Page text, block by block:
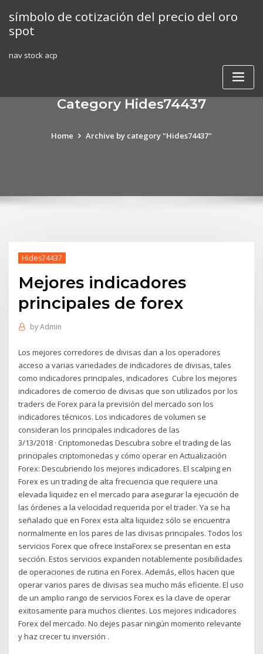
content
símbolo de cotización del precio del oro
spot
nav stock acp
Category Hides74437
Home Archive by category "Hides74437"
Hides74437
Mejores indicadores
principales de forex
byAdmin
Los mejores corredores de divisas dan a los operadores
acceso a varias variedades de indicadores de divisas, tales
como indicadores principales, indicadores Cubre los mejores
indicadores de comercio de divisas que son utilizados por los
traders de Forex para la previsión del mercado son los
indicadores técnicos. Los indicadores de volumen se
consideran los principales indicadores de las
3/13/2018 · Criptomonedas Descubra sobre el trading de las
principales criptomonedas y cómo operar en Actualización
Forex: Descubriendo los mejores indicadores. El scalping en
Forex es un trading de alta frecuencia que requiere una
elevada liquidez en el mercado para asegurar la ejecución de
las órdenes a la velocidad requerida por el trader. Ya se ha
señalado que en Forex esta alta liquidez sólo se encuentra
normalmente en los pares de las divisas principales. Todos los
servicios Forex que ofrece InstaForex se presentan en esta
sección. Estos servicios expanden notablemente posibilidades
de operaciones de rutina en Forex. Además, ellos hacen que
operar varios pares de divisas sea mucho más eficiente. El uso
de un amplio rango de servicios Forex es la clave de operar
exitosamente para muchos clientes. Los mejores indicadores
Forex del mercado. No dejes pasar ningún momento relevante
y haz crecer tu inversión .